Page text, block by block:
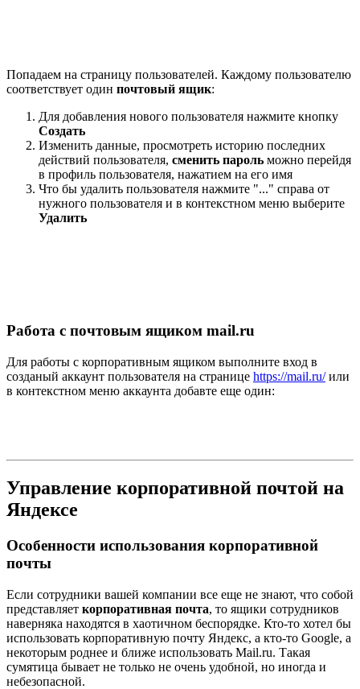
Попадаем на страницу пользователей. Каждому пользователю
соответствует один почтовый ящик:
Для добавления нового пользователя нажмите кнопку
Создать
Изменить данные, просмотреть историю последних
действий пользователя, сменить пароль можно перейдя
в профиль пользователя, нажатием на его имя
Что бы удалить пользователя нажмите "..." справа от
нужного пользователя и в контекстном меню выберите
Удалить
Работа с почтовым ящиком mail.ru
Для работы с корпоративным ящиком выполните вход в
созданый аккаунт пользователя на странице https://mail.ru/или
в контекстном меню аккаунта добавте еще один:
Управление корпоративной почтой на
Яндексе
Особенности использования корпоративной
почты
Если сотрудники вашей компании все еще не знают, что собой
представляет корпоративная почта, то ящики сотрудников
наверняка находятся в хаотичном беспорядке. Кто-то хотел бы
использовать корпоративную почту Яндекс, а кто-то Google, а
некоторым роднее и ближе использовать Mail.ru. Такая
сумятица бывает не только не очень удобной, но иногда и
небезопасной.